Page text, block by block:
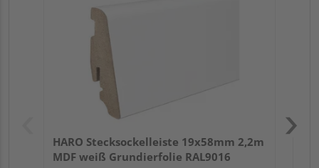
HARO Stecksockelleiste 19x58mm 2,2m
MDF weiß Grundierfolie RAL9016